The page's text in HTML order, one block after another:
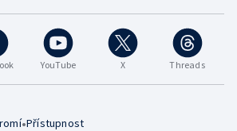
YouTube X Threads
•Přístupnost